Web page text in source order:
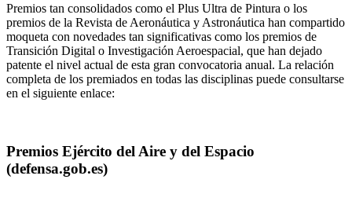
Premios tan consolidados como el Plus Ultra de Pintura o los
premios de la Revista de Aeronáutica y Astronáutica han compartido
moqueta con novedades tan significativas como los premios de
Transición Digital o Investigación Aeroespacial, que han dejado
patente el nivel actual de esta gran convocatoria anual. La relación
completa de los premiados en todas las disciplinas puede consultarse
en el siguiente enlace:
Premios Ejército del Aire y del Espacio
(defensa.gob.es)